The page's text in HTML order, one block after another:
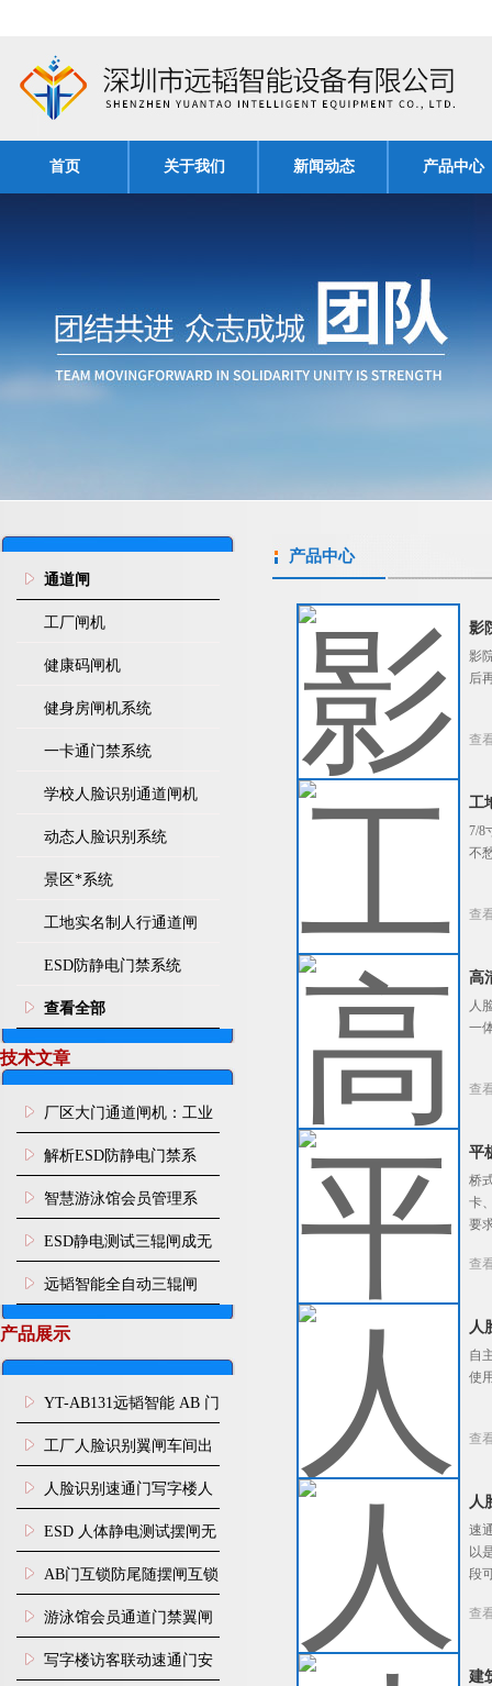
首页 关于我们 新闻动态 产品中心
通道闸
工厂闸机
健康码闸机
健身房闸机系统
一卡通门禁系统
学校人脸识别通道闸机
动态人脸识别系统
景区*系统
工地实名制人行通道闸
ESD防静电门禁系统
查看全部
技术文章
厂区大门通道闸机：工业
园区人车分流智能通行管
控设施
解析ESD防静电门禁系
统：从人体静电消除到通
道智能管控
智慧游泳馆会员管理系
统：刷脸入场 年月卡管
控、次卡自动扣次
ESD静电测试三辊闸成无
尘车间刚需，远韬智能一
站式管控人体静电与人员
通行
远韬智能全自动三辊闸
产品展示
YT-AB131远韬智能 AB 门
闸机双通道互锁防尾随闸
机
工厂人脸识别翼闸车间出
入口人行通道门禁
人脸识别速通门写字楼人
行通道闸门禁设备
ESD 人体静电测试摆闸无
尘车间防静电闸机
AB门互锁防尾随摆闸互锁
闸机
游泳馆会员通道门禁翼闸
写字楼访客联动速通门安
产品中心
影
影
后
查
工
7/8
不
查
高
人
一
查
平
桥
卡
要
查
人
自
使
查
人
速
以
段
查
建